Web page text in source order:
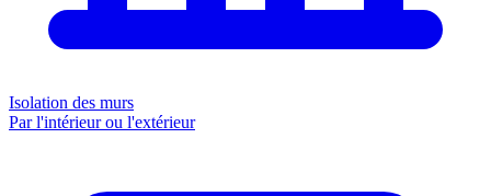
Isolation des murs
Par l'intérieur ou l'extérieur